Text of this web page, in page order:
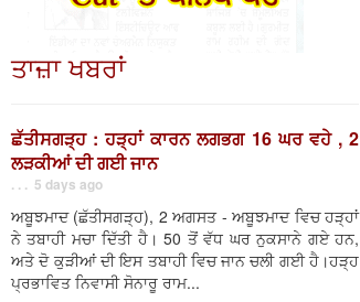
ਤਾਜ਼ਾ ਖਬਰਾਂ
ਛੱਤੀਸਗੜ੍ਹ : ਹੜ੍ਹਾਂ ਕਾਰਨ ਲਗਭਗ 16 ਘਰ ਵਹੇ , 2
ਲੜਕੀਆਂ ਦੀ ਗਈ ਜਾਨ
. . . 5 days ago
ਅਬੂਝਮਾਦ (ਛੱਤੀਸਗੜ੍ਹ), 2 ਅਗਸਤ - ਅਬੂਝਮਾਦ ਵਿਚ ਹੜ੍ਹਾਂ
ਨੇ ਤਬਾਹੀ ਮਚਾ ਦਿੱਤੀ ਹੈ। 50 ਤੋਂ ਵੱਧ ਘਰ ਨੁਕਸਾਨੇ ਗਏ ਹਨ,
ਅਤੇ ਦੋ ਕੁੜੀਆਂ ਦੀ ਇਸ ਤਬਾਹੀ ਵਿਚ ਜਾਨ ਚਲੀ ਗਈ ਹੈ।ਹੜ੍ਹ
ਪ੍ਰਭਾਵਿਤ ਨਿਵਾਸੀ ਸੋਨਾਰੂ ਰਾਮ...